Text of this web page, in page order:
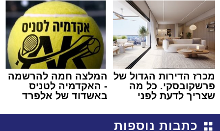
מכרז הדירות הגדול של
פרשקובסקי. כל מה
שצריך לדעת לפני
באשדוד
המלצה חמה להרשמה
- האקדמיה לטניס
באשדוד של אלפרד
כתבות נוספות